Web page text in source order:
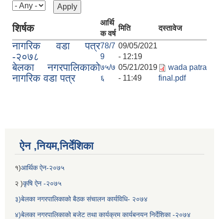
शिर्षक
आर्थि
क वर्ष
मिति दस्तावेज
नागरिक वडा पत्र
-२०७८
78/7
9
09/05/2021
- 12:19
बेलका नगरपालिकाको
नागरिक वडा पत्र
७५/७
६
05/21/2019
- 11:49
wada patra
final.pdf
ऐन ,नियम,निर्देशिका
१)आर्थिक ऐन-२०७५
२ )कृषि ऐन -२०७५
३)बेलका नगरपालिकाको बैठक संचालन कार्यविधि- २०७४
४)बेलका नगरपालिकाको बजेट तथा कार्यक्रम कार्यबनयन निर्देशिका -२०७४